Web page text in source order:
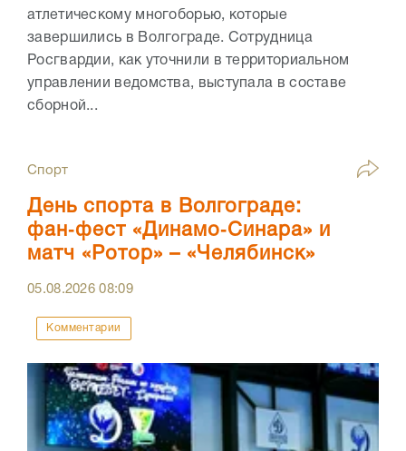
атлетическому многоборью, которые
завершились в Волгограде. Сотрудница
Росгвардии, как уточнили в территориальном
управлении ведомства, выступала в составе
сборной...
Спорт
День спорта в Волгограде:
фан‑фест «Динамо‑Синара» и
матч «Ротор» – «Челябинск»
05.08.202608:09
Комментарии